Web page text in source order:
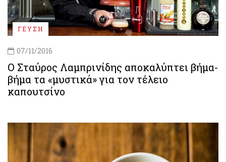
ΓΕΥΣΗ
07/11/2016
Ο Σταύρος Λαμπρινίδης αποκαλύπτει βήμα-
βήμα τα «μυστικά» για τον τέλειο
καπουτσίνο